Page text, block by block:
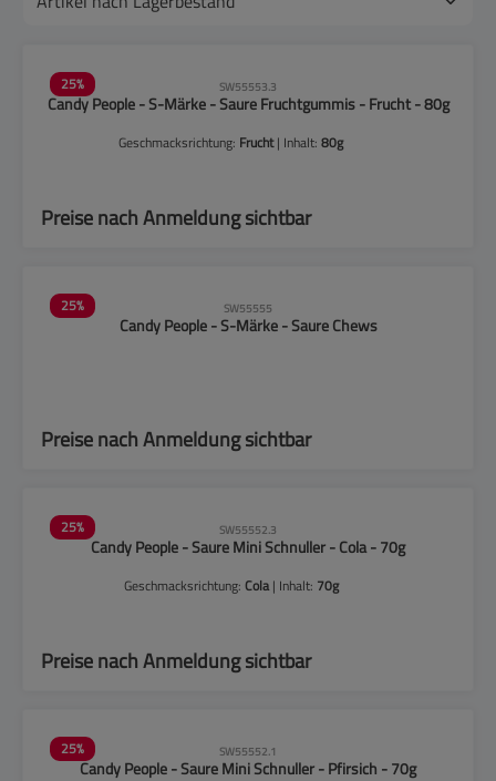
25% SW55553.3
Candy People - S-Märke - Saure Fruchtgummis - Frucht - 80g
Geschmacksrichtung: Frucht| Inhalt:80g
Preise nach Anmeldung sichtbar
25% SW55555
Candy People - S-Märke - Saure Chews
Preise nach Anmeldung sichtbar
25% SW55552.3
Candy People - Saure Mini Schnuller - Cola - 70g
Geschmacksrichtung: Cola| Inhalt: 70g
Preise nach Anmeldung sichtbar
25% SW55552.1
Candy People - Saure Mini Schnuller - Pfirsich - 70g